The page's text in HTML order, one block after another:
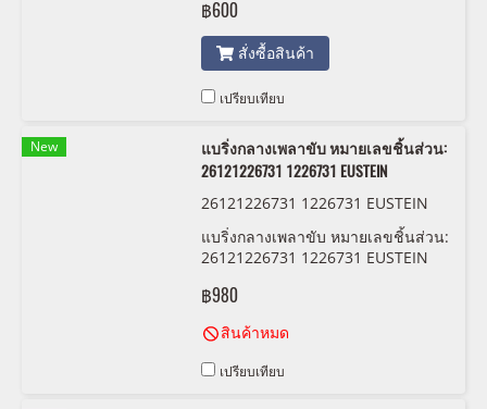
฿600
สั่งซื้อสินค้า
เปรียบเทียบ
New
แบริ่งกลางเพลาขับ หมายเลขชิ้นส่วน:
26121226731 1226731 EUSTEIN
26121226731 1226731 EUSTEIN
แบริ่งกลางเพลาขับ หมายเลขชิ้นส่วน:
26121226731 1226731 EUSTEIN
฿980
สินค้าหมด
เปรียบเทียบ